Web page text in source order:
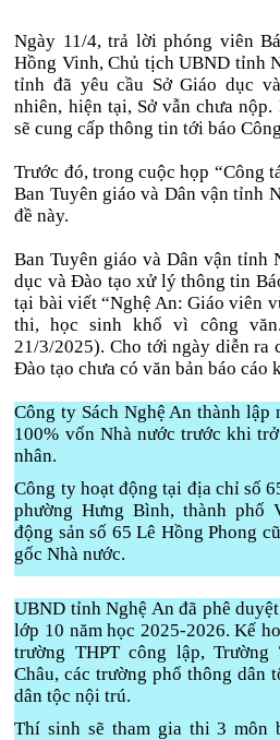
Ngày 11/4, trả lời phóng viên
Hồng Vinh, Chủ tịch UBND tỉnh
tỉnh đã yêu cầu Sở Giáo dục
nhiên, hiện tại, Sở vẫn chưa
sẽ cung cấp thông tin tới báo
Trước đó, trong cuộc họp “Công
Ban Tuyên giáo và Dân vận tỉnh
đề này.
Ban Tuyên giáo và Dân vận tỉnh
dục và Đào tạo xử lý thông tin
tại bài viết “Nghệ An: Giáo viên
thi, học sinh khổ vì công
21/3/2025). Cho tới ngày diễn ra
Đào tạo chưa có văn bản báo cáo
Công ty Sách Nghệ An thành lập
100% vốn Nhà nước trước khi
nhân.
Công ty hoạt động tại địa chỉ số
phường Hưng Bình, thành phố
động sản số 65 Lê Hồng Phong
gốc Nhà nước.
UBND tỉnh Nghệ An đã phê
lớp 10 năm học 2025-2026. Kế
trường THPT công lập, Trường
Châu, các trường phổ thông dân
dân tộc nội trú.
Thí sinh sẽ tham gia thi 3 môn